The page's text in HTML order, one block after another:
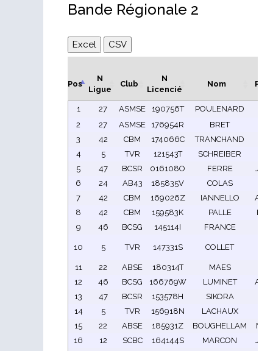
Bande Régionale 2
Excel CSV
Pos
N
Ligue
Club
N
Licencié
Nom
1 27 ASMSE 190756T POULENARD
2
27 ASMSE 176954R BRET
3
42 CBM 174066C TRANCHAND
4
5 TVR 121543T SCHREIBER
5
47 BCSR 016108O FERRE
6
24 AB43 185835V COLAS
7
42 CBM 169026Z IANNELLO
8
42 CBM 159583K PALLE
9
46 BCSG 145114I FRANCE
10 5 TVR 147331S COLLET
11
22 ABSE 180314T MAES
12
46 BCSG 166769W LUMINET
13
47 BCSR 153578H SIKORA
14
5 TVR 156918N LACHAUX
15
22 ABSE 185931Z BOUGHELLAM
16
12 SCBC 164144S MARCON